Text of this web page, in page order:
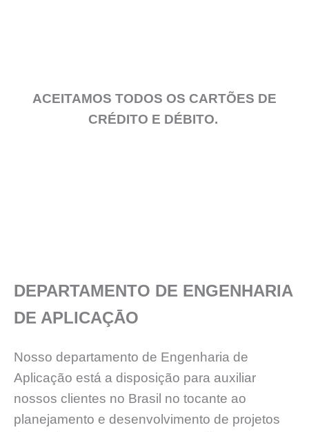
ACEITAMOS TODOS OS CARTÕES DE
CRÉDITO E DÉBITO.
DEPARTAMENTO DE ENGENHARIA
DE APLICAÇĀO
Nosso departamento de Engenharia de
Aplicação está a disposição para auxiliar
nossos clientes no Brasil no tocante ao
planejamento e desenvolvimento de projetos